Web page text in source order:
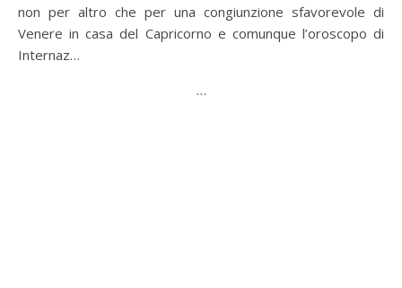
non per altro che per una congiunzione sfavorevole di
Venere in casa del Capricorno e comunque l’oroscopo di
Internaz…
…